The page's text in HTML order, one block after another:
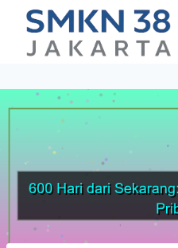
content